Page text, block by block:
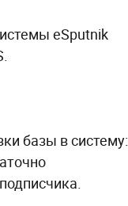
eSputnik
базы в систему: